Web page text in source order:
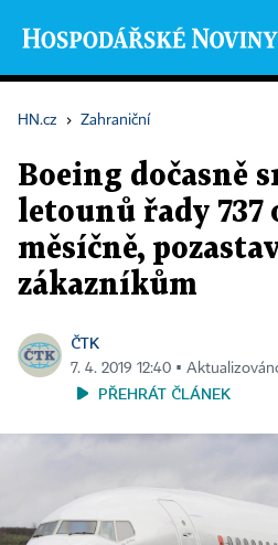
HN.cz › Zahraniční
Boeing dočasně
letounů řady 737
měsíčně,
zákazníkům
ČTK
7. 4. 2019 12:40 ▪
PŘEHRÁT ČLÁNEK